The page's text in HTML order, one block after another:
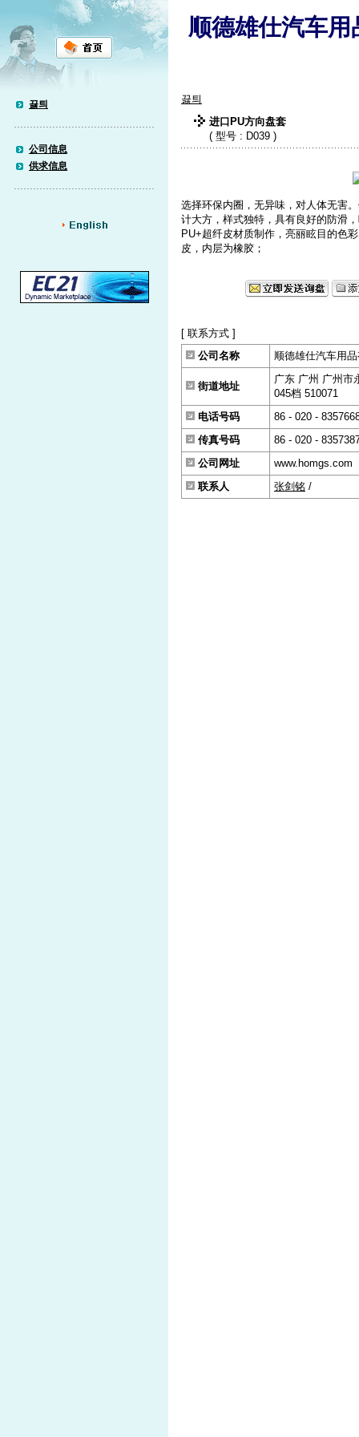
끓틔
公司信息
供求信息
顺德雄仕汽车用
끓틔
进口PU方向盘套
( 型号 : D039 )
选择环保内圈，无异味，对人体无害
计大方，样式独特，具有良好的防滑
PU+超纤皮材质制作，亮丽眩目的色
皮，内层为橡胶；
[ 联系方式 ]
公司名称
顺德雄仕汽车用
街道地址
广东 广州 广州市
045档 510071
电话号码
86 - 020 -
传真号码
86 - 020 -
公司网址
www.homgs.com
联系人
张剑铭 /